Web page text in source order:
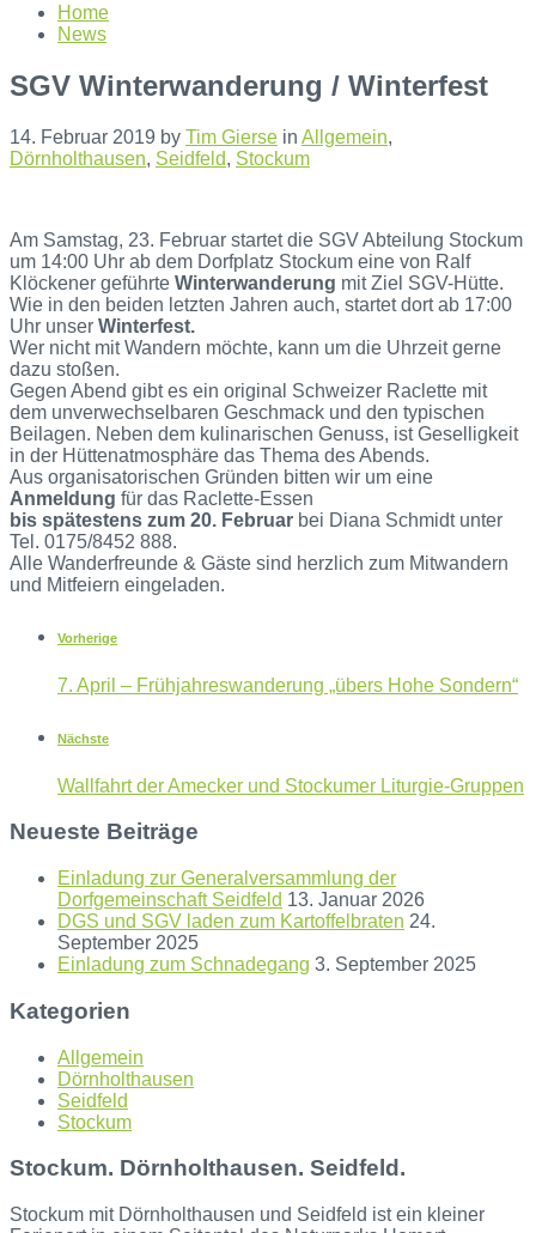
Home
News
SGV Winterwanderung / Winterfest
14. Februar 2019 by Tim Gierse in Allgemein,
Dörnholthausen, Seidfeld, Stockum
Am Samstag, 23. Februar startet die SGV Abteilung Stockum
um 14:00 Uhr ab dem Dorfplatz Stockum eine von Ralf
Klöckener geführte Winterwanderung mit Ziel SGV-Hütte.
Wie in den beiden letzten Jahren auch, startet dort ab 17:00
Uhr unser Winterfest.
Wer nicht mit Wandern möchte, kann um die Uhrzeit gerne
dazu stoßen.
Gegen Abend gibt es ein original Schweizer Raclette mit
dem unverwechselbaren Geschmack und den typischen
Beilagen. Neben dem kulinarischen Genuss, ist Geselligkeit
in der Hüttenatmosphäre das Thema des Abends.
Aus organisatorischen Gründen bitten wir um eine
Anmeldung für das Raclette-Essen
bis spätestens zum 20. Februar bei Diana Schmidt unter
Tel. 0175/8452 888.
Alle Wanderfreunde & Gäste sind herzlich zum Mitwandern
und Mitfeiern eingeladen.
Vorherige
7. April – Frühjahreswanderung „übers Hohe Sondern“
Nächste
Wallfahrt der Amecker und Stockumer Liturgie-Gruppen
Neueste Beiträge
Einladung zur Generalversammlung der
Dorfgemeinschaft Seidfeld 13. Januar 2026
DGS und SGV laden zum Kartoffelbraten 24.
September 2025
Einladung zum Schnadegang 3. September 2025
Kategorien
Allgemein
Dörnholthausen
Seidfeld
Stockum
Stockum. Dörnholthausen. Seidfeld.
Stockum mit Dörnholthausen und Seidfeld ist ein kleiner